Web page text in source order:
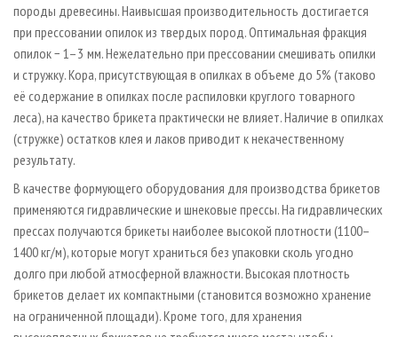
породы древесины. Наивысшая производительность достигается
при прессовании опилок из твердых пород. Оптимальная фракция
опилок − 1–3 мм. Нежелательно при прессовании смешивать опилки
и стружку. Кора, присутствующая в опилках в объеме до 5% (таково
её содержание в опилках после распиловки круглого товарного
леса), на качество брикета практически не влияет. Наличие в опилках
(стружке) остатков клея и лаков приводит к некачественному
результату.
В качестве формующего оборудования для производства брикетов
применяются гидравлические и шнековые прессы. На гидравлических
прессах получаются брикеты наиболее высокой плотности (1100–
1400 кг/м), которые могут храниться без упаковки сколь угодно
долго при любой атмосферной влажности. Высокая плотность
брикетов делает их компактными (становится возможно хранение
на ограниченной площади). Кроме того, для хранения